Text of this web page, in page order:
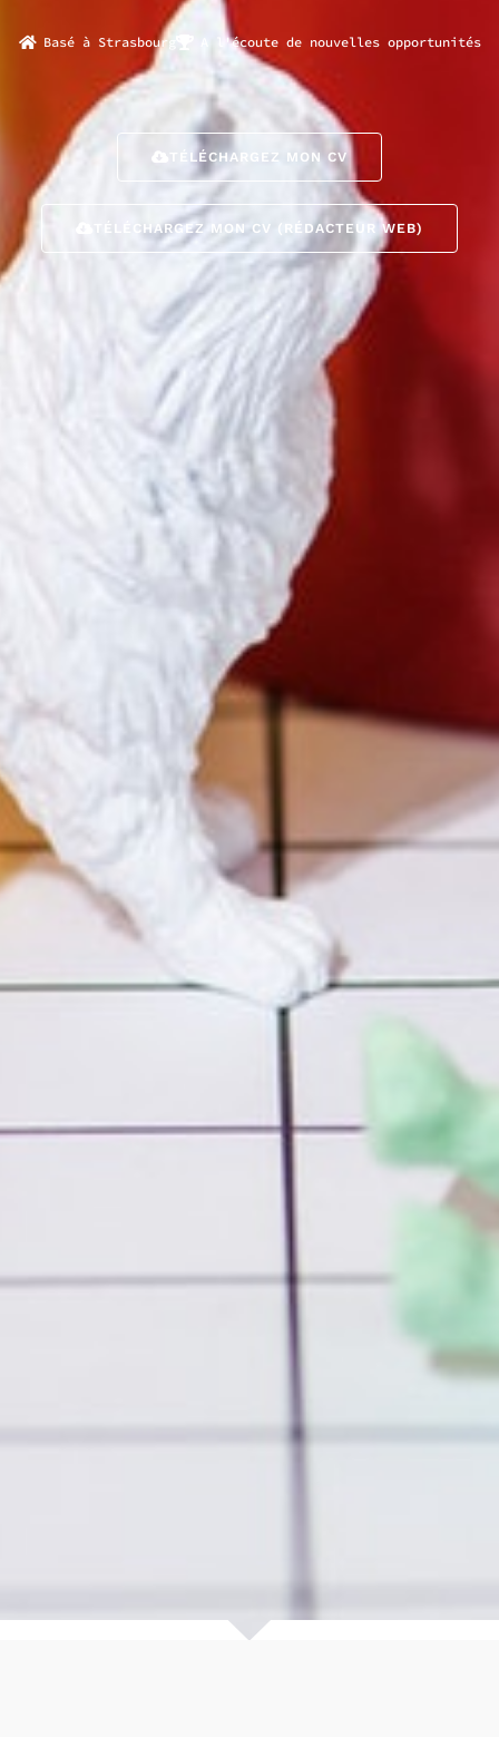
Basé à Strasbourg A l'écoute de nouvelles opportunités
TÉLÉCHARGEZ MON CV
TÉLÉCHARGEZ MON CV (RÉDACTEUR WEB)